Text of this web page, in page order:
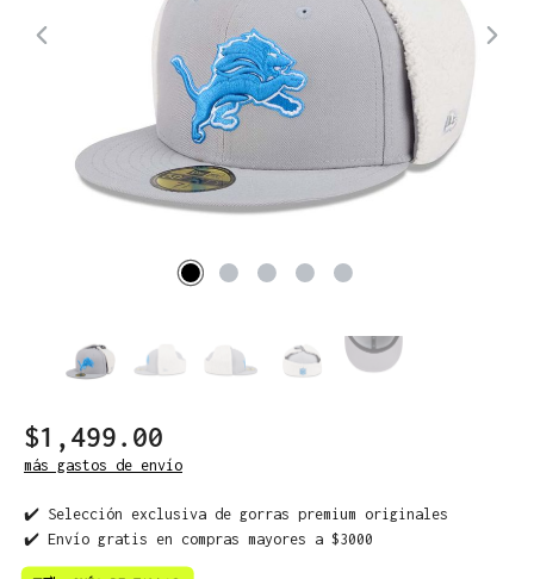
$1,499.00
más gastos de envío
✔️ Selección exclusiva de gorras premium originales
✔️ Envío gratis en compras mayores a $3000